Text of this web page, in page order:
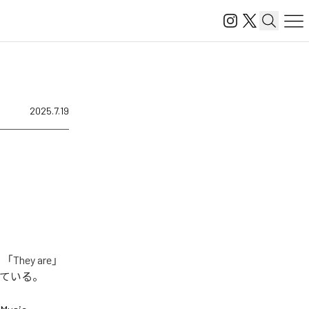
2025.7.19
They are」
いる。